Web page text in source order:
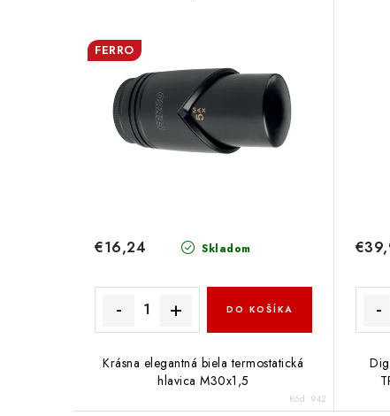
FERRO
Skladom
€16,24
DO KOŠÍKA
Krásna elegantná biela termostatická
hlavica M30x1,5
Kód: 942